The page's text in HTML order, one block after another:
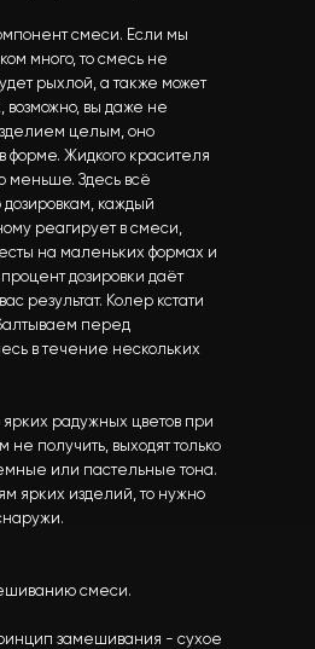
смеси. Если мы
много, то смесь не
рыхлой, а также может
возможно, вы даже не
целым, оно
форме. Жидкого красителя
меньше. Здесь всё
каждый
реагирует в смеси,
на маленьких формах и
дозировки даёт
результат. Колер кстати
перед
в течение нескольких
ярких радужных цветов при
не получить, выходят только
или пастельные тона.
ярких изделий, то нужно
смеси.
замешивания - сухое